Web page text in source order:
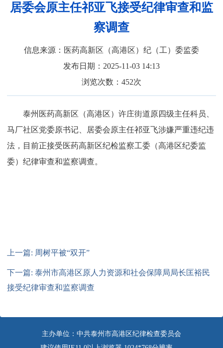
居委会原主任祁亚飞接受纪律审查和监
察调查
信息来源：医药高新区（高港区）纪（工）委监委
发布日期：2025-11-03 14:13
浏览次数： 452次
泰州医药高新区（高港区）许庄街道原四级主任科员、
马厂社区党委原书记、居委会原主任祁亚飞涉嫌严重违纪违
法，目前正接受医药高新区纪检监察工委（高港区纪委监
委）纪律审查和监察调查。
上一篇: 周树平被“双开”
下一篇: 泰州市高港区原人力资源和社会保障局局长匡裕民
接受纪律审查和监察调查
主办单位：中共泰州市高港区纪律检查委员会